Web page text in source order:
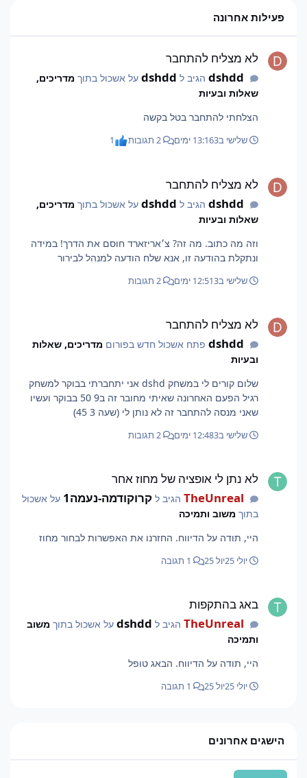
פעילות אחרונה
לא מצליח להתחבר
dshddהגיב ל dshddעל אשכול בתוך מדריכים,
שאלות ובעיות
הצלחתי להתחבר בטל בקשה
שלישי ב13:163 ימים 1
לא מצליח להתחבר
dshddהגיב ל dshddעל אשכול בתוך מדריכים,
שאלות ובעיות
וזה מה כתוב. מה זה? צ׳אריזארד חוסם את הדרך! במידה
ונתקלת בהודעה זו, אנא שלח הודעה למנהל לבירור
שלישי ב12:513 ימים
לא מצליח להתחבר
dshddפתח אשכול חדש בפורום מדריכים, שאלות
ובעיות
שלום קורים לי במשחק dshd אני יתחברתי בבוקר למשחק
רגיל הפעם האחרונה שאיתי מחובר זה ב9 50 בבוקר ועשיו
שאני מנסה להתחבר זה לא נותן לי (שעה 3 45)
שלישי ב12:483 ימים
לא נתן לי אופציה של מחוז אחר
TheUnrealהגיב ל קרוקודמה-נעמה1
על אשכול
בתוך משוב ותמיכה
היי, תודה על הדיווח. החזרנו את האפשרות לבחור מחוז
יולי 25 יול 25
באג בהתקפות
TheUnrealהגיב ל dshddעל אשכול בתוך משוב
ותמיכה
היי, תודה על הדיווח. הבאג טופל
יולי 25 יול 25
הישגים אחרונים